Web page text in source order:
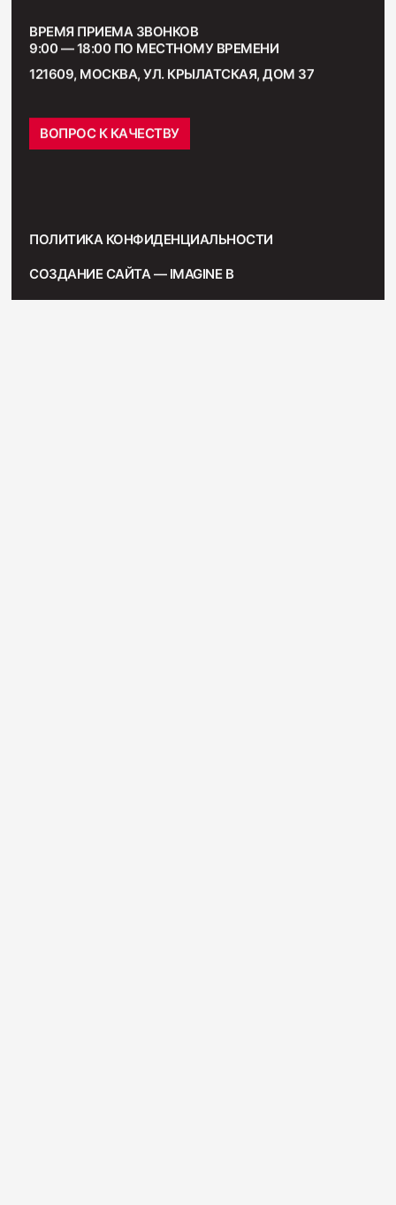
ВРЕМЯ ПРИЕМА ЗВОНКОВ
9:00 — 18:00 ПО МЕСТНОМУ ВРЕМЕНИ
121609, МОСКВА, УЛ. КРЫЛАТСКАЯ, ДОМ 37
ВОПРОС К КАЧЕСТВУ
ПОЛИТИКА КОНФИДЕНЦИАЛЬНОСТИ
СОЗДАНИЕ САЙТА — IMAGINE B